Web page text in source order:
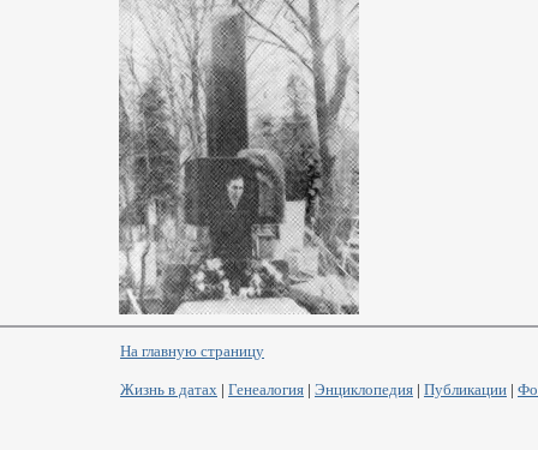
На главную страницу
Жизнь в датах | Генеалогия | Энциклопедия | Публикации |